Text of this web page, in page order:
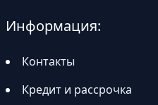
Информация:
Контакты
Кредит и рассрочка